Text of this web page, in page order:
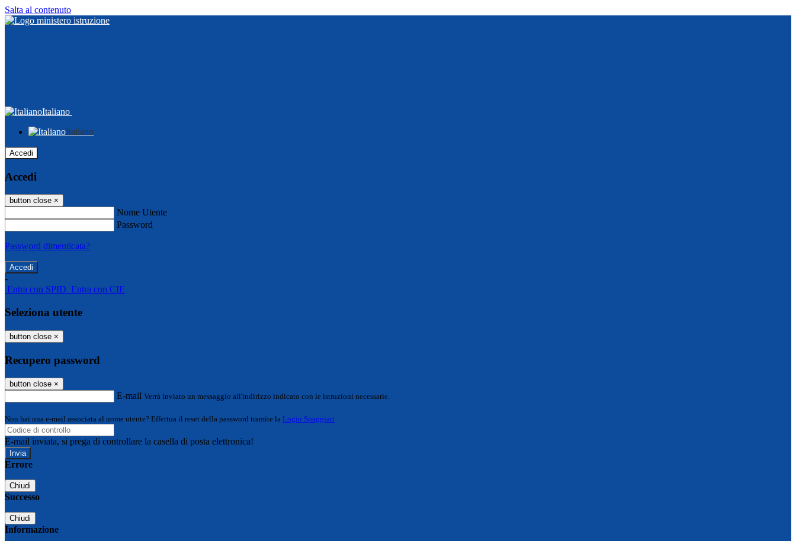
Salta al contenuto
Italiano
Italiano
Accedi
Accedi
button close ×
Nome Utente
Password
Password dimenticata?
-
Entra con SPID Entra con CIE
Seleziona utente
button close ×
Recupero password
button close ×
E-mail Verrà inviato un messaggio all'indirizzo indicato con le istruzioni necessarie.
Non hai una e-mail associata al nome utente? Effettua il reset della password tramite la Login Spaggiari
E-mail inviata, si prega di controllare la casella di posta elettronica!
Errore
Chiudi
Successo
Chiudi
Informazione